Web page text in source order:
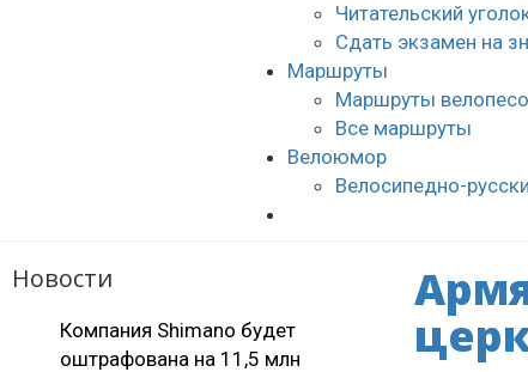
Читательский
Сдать экзамен на
Маршруты
Маршруты
Все маршруты
Велоюмор
Велосипедно-
Новости
Компания Shimano будет
оштрафована на 11,5 млн